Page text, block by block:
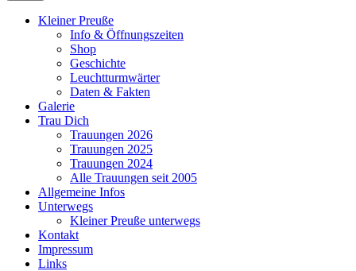
Kleiner Preuße
Info & Öffnungszeiten
Shop
Geschichte
Leuchtturmwärter
Daten & Fakten
Galerie
Trau Dich
Trauungen 2026
Trauungen 2025
Trauungen 2024
Alle Trauungen seit 2005
Allgemeine Infos
Unterwegs
Kleiner Preuße unterwegs
Kontakt
Impressum
Links